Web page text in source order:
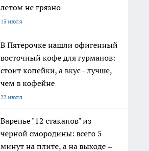
летом не грязно
15 июля
В Пятерочке нашли офигенный
восточный кофе для гурманов:
стоит копейки, а вкус - лучше,
чем в кофейне
22 июля
Варенье "12 стаканов" из
черной смородины: всего 5
минут на плите, а на выходе –